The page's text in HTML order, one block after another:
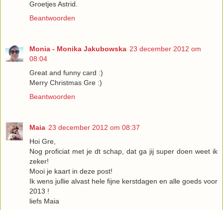
Groetjes Astrid.
Beantwoorden
Monia - Monika Jakubowska 23 december 2012 om
08:04
Great and funny card :)
Merry Christmas Gre :)
Beantwoorden
Maia 23 december 2012 om 08:37
Hoi Gre,
Nog proficiat met je dt schap, dat ga jij super doen weet ik
zeker!
Mooi je kaart in deze post!
Ik wens jullie alvast hele fijne kerstdagen en alle goeds voor
2013 !
liefs Maia